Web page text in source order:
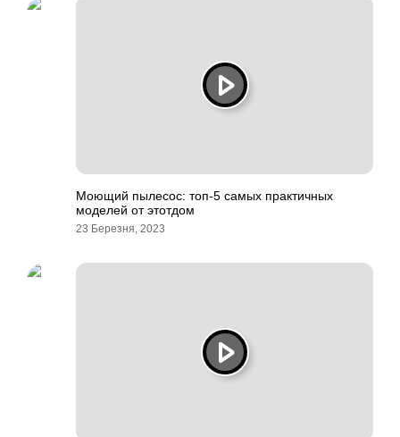
Моющий пылесос: топ-5 самых практичных
моделей от этотдом
23 Березня, 2023